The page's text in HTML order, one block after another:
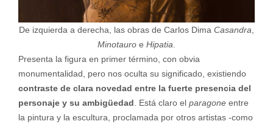
De izquierda a derecha, las obras de Carlos Dima Casandra
Minotauro e Hipatia
Presenta la figura en primer término, con obvia
monumentalidad, pero nos oculta su significado, existiendo
contraste de clara novedad entre la fuerte presencia del
personaje y su ambigüedad . Está claro el paragoneentre
la pintura y la escultura, proclamada por otros artistas -como